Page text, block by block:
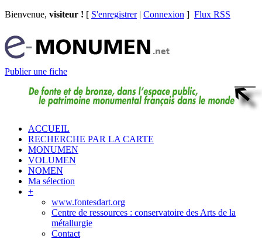
Bienvenue, visiteur ! [ S'enregistrer| Connexion ] Flux RSS
Publier une fiche
ACCUEIL
RECHERCHE PAR LA CARTE
MONUMEN
VOLUMEN
NOMEN
Ma sélection
+
www.fontesdart.org
Centre de ressources : conservatoire des Arts de la
métallurgie
Contact